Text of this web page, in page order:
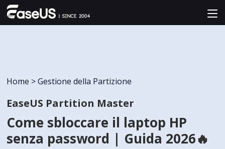
Home > Gestione della Partizione
EaseUS Partition Master
Come sbloccare il laptop HP
senza password | Guida 2026🔥